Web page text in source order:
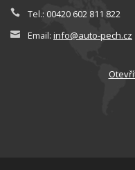
Tel.: 00420 602 811 822
Email: info@auto-pech.cz